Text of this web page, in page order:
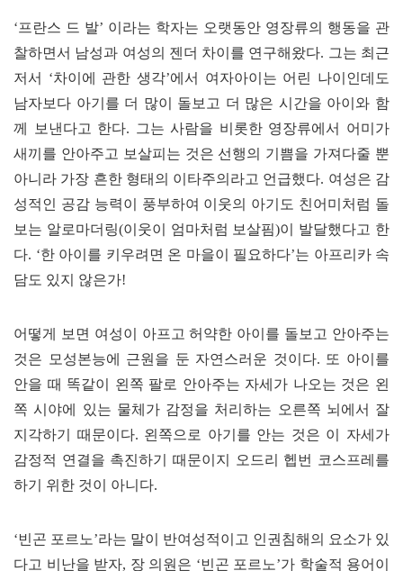
‘프란스 드 발’ 이라는 학자는 오랫동안 영장류의 행동을 관
찰하면서 남성과 여성의 젠더 차이를 연구해왔다. 그는 최근
저서
‘차이에 관한 생각’에서 여자아이는 어린 나이인데도
남자보다 아기를 더 많이 돌보고 더 많은 시간을 아이와 함
께 보낸다고 한다. 그는 사람을 비롯한 영장류에서 어미가
새끼를 안아주고 보살피는 것은 선행의 기쁨을 가져다줄 뿐
아니라 가장 흔한 형태의 이타주의라고 언급했다. 여성은 감
성적인 공감 능력이 풍부하여 이웃의 아기도 친어미처럼 돌
보는 알로마더링(이웃이 엄마처럼 보살핌)이 발달했다고 한
다. ‘한 아이를 키우려면 온 마을이 필요하다’는 아프리카 속
담도 있지 않은가!
어떻게 보면 여성이 아프고 허약한 아이를 돌보고 안아주는
것은 모성본능에 근원을 둔 자연스러운 것이다. 또 아이를
안을 때 똑같이 왼쪽 팔로 안아주는 자세가 나오는 것은 왼
쪽 시야에 있는 물체가 감정을 처리하는 오른쪽 뇌에서 잘
지각하기 때문이다. 왼쪽으로 아기를 안는 것은 이 자세가
감정적 연결을 촉진하기 때문이지 오드리 헵번 코스프레를
하기 위한 것이 아니다.
‘빈곤 포르노’라는 말이 반여성적이고 인권침해의 요소가 있
다고 비난을 받자, 장 의원은 ‘빈곤 포르노’가 학술적 용어이